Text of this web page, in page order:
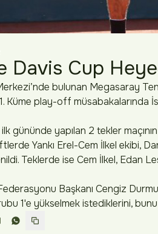
Davis Cup
bulunan Megasaray
Küme play-off müsabakalarında
gününde yapılan 2 tekler
Yankı Erel-Cem İlkel ekibi,
Teklerde ise Cem İlkel, Edan
Başkanı Cengiz
1'e yükselmek istediklerini,